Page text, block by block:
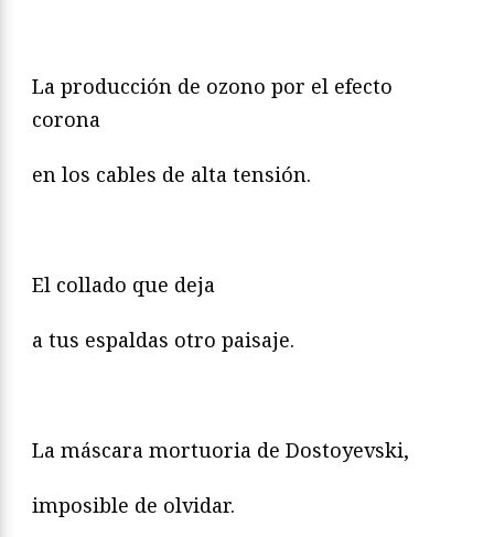
La producción de ozono por el efecto
corona
en los cables de alta tensión.
El collado que deja
a tus espaldas otro paisaje.
La máscara mortuoria de Dostoyevski,
imposible de olvidar.